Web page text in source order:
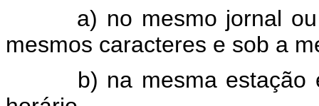
a) no mesmo jornal ou
mesmos caracteres e sob a
b) na mesma estação